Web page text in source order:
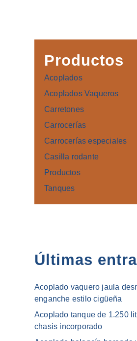
Productos
Acoplados
Acoplados Vaqueros
Carretones
Carrocerías
Carrocerías especiales
Casilla rodante
Productos
Tanques
Últimas
Acoplado vaquero jaula
enganche estilo cigüeña
Acoplado tanque de 1.250
chasis incorporado